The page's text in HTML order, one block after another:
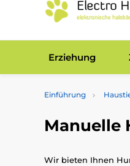
Erziehung
Einführung
Manuelle
Wir bieten Ihnen